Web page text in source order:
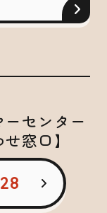
センター
窓口】